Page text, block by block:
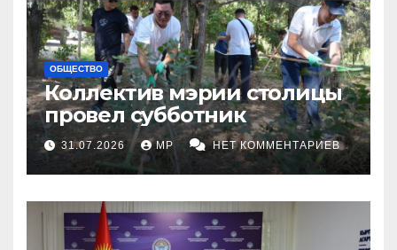
ОБЩЕСТВО
Коллектив мэрии столицы
провел субботник
31.07.2026 MP НЕТ КОММЕНТАРИЕВ